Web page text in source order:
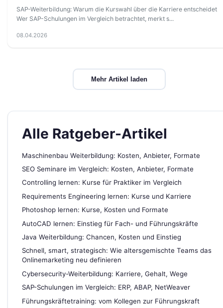
SAP-Weiterbildung: Warum die Kurswahl über die Karriere entscheidet
Wer SAP-Schulungen im Vergleich betrachtet, merkt s...
08.04.2026
Mehr Artikel laden
Alle Ratgeber-Artikel
Maschinenbau Weiterbildung: Kosten, Anbieter, Formate
SEO Seminare im Vergleich: Kosten, Anbieter, Formate
Controlling lernen: Kurse für Praktiker im Vergleich
Requirements Engineering lernen: Kurse und Karriere
Photoshop lernen: Kurse, Kosten und Formate
AutoCAD lernen: Einstieg für Fach- und Führungskräfte
Java Weiterbildung: Chancen, Kosten und Einstieg
Schnell, smart, strategisch: Wie altersgemischte Teams das
Onlinemarketing neu definieren
Cybersecurity-Weiterbildung: Karriere, Gehalt, Wege
SAP-Schulungen im Vergleich: ERP, ABAP, NetWeaver
Führungskräftetraining: vom Kollegen zur Führungskraft